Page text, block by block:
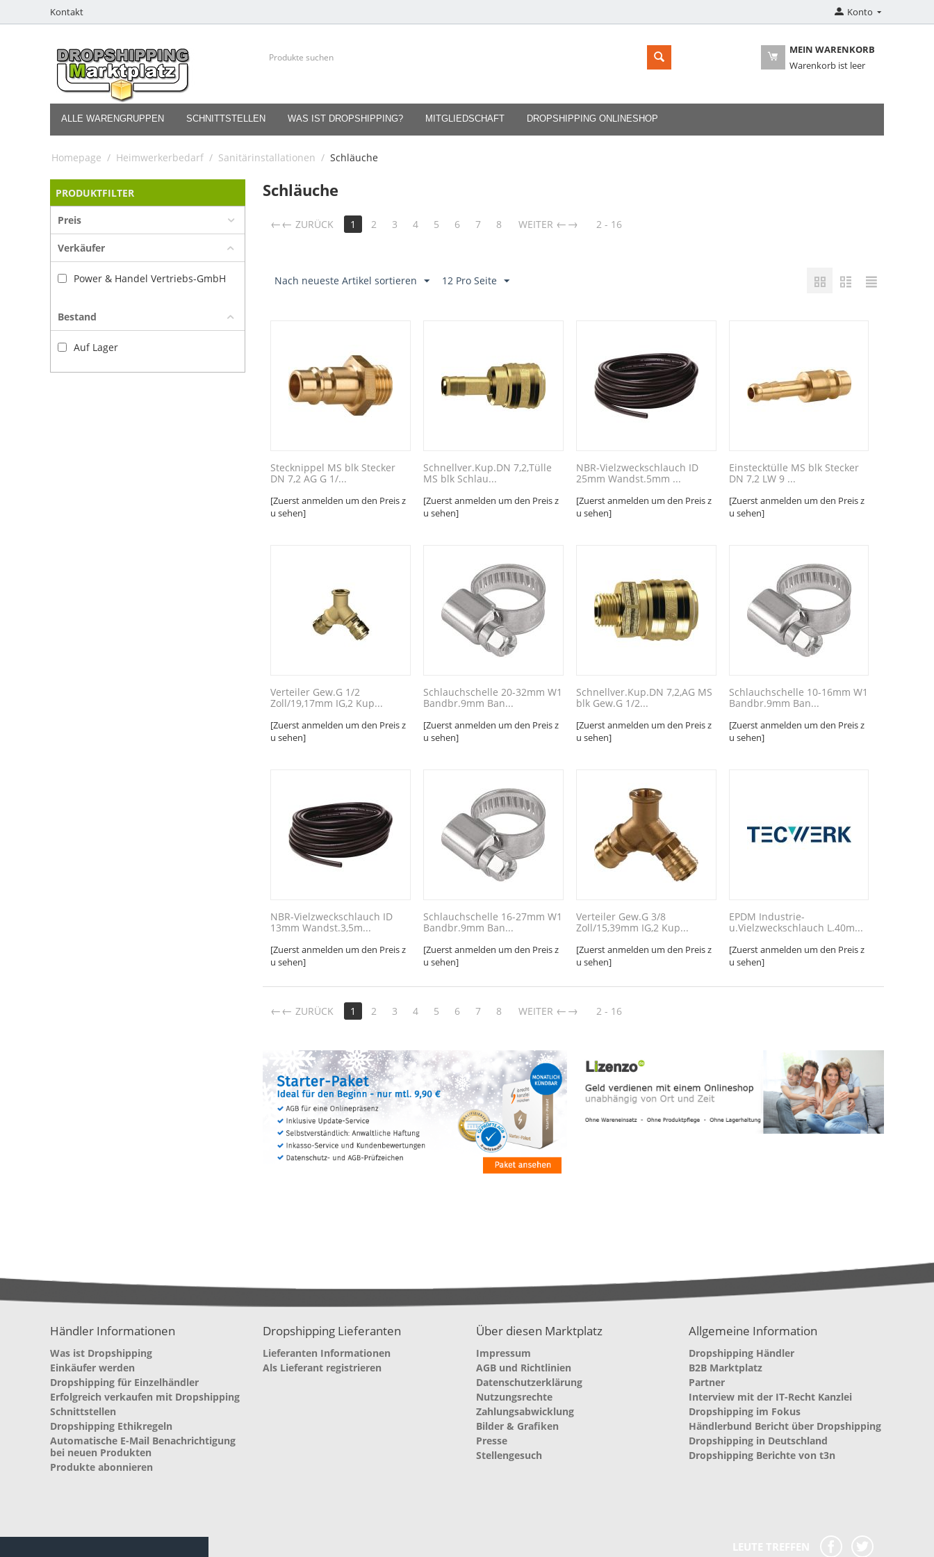
Kontakt Konto
MEIN WARENKORB
Warenkorb ist leer
ALLE WARENGRUPPEN SCHNITTSTELLEN WAS IST DROPSHIPPING? MITGLIEDSCHAFT DROPSHIPPING ONLINESHOP
Homepage / Heimwerkerbedarf / Sanitärinstallationen / Schläuche
PRODUKTFILTER
Preis
Verkäufer
Power & Handel Vertriebs-GmbH
Bestand
Auf Lager
Schläuche
← ZURÜCK 1 2 3 4 5 6 7 8 WEITER → 2 - 16
Nach neueste Artikel sortieren 12 Pro Seite
Stecknippel MS blk Stecker
DN 7,2 AG G 1/...
[Zuerst anmelden um den Preis z
u sehen]
Schnellver.Kup.DN 7,2,Tülle
MS blk Schlau...
[Zuerst anmelden um den Preis z
u sehen]
NBR-Vielzweckschlauch ID
25mm Wandst.5mm ...
[Zuerst anmelden um den Preis z
u sehen]
Einstecktülle MS blk Stecker
DN 7,2 LW 9 ...
[Zuerst anmelden um den Preis z
u sehen]
Verteiler Gew.G 1/2
Zoll/19,17mm IG,2 Kup...
[Zuerst anmelden um den Preis z
u sehen]
Schlauchschelle 20-32mm W1
Bandbr.9mm Ban...
[Zuerst anmelden um den Preis z
u sehen]
Schnellver.Kup.DN 7,2,AG MS
blk Gew.G 1/2...
[Zuerst anmelden um den Preis z
u sehen]
Schlauchschelle 10-16mm W1
Bandbr.9mm Ban...
[Zuerst anmelden um den Preis z
u sehen]
NBR-Vielzweckschlauch ID
13mm Wandst.3,5m...
[Zuerst anmelden um den Preis z
u sehen]
Schlauchschelle 16-27mm W1
Bandbr.9mm Ban...
[Zuerst anmelden um den Preis z
u sehen]
Verteiler Gew.G 3/8
Zoll/15,39mm IG,2 Kup...
[Zuerst anmelden um den Preis z
u sehen]
EPDM Industrie-
u.Vielzweckschlauch L.40m...
[Zuerst anmelden um den Preis z
u sehen]
← ZURÜCK 1 2 3 4 5 6 7 8 WEITER → 2 - 16
Händler Informationen
Was ist Dropshipping
Einkäufer werden
Dropshipping für Einzelhändler
Erfolgreich verkaufen mit Dropshipping
Schnittstellen
Dropshipping Ethikregeln
Automatische E-Mail Benachrichtigung
bei neuen Produkten
Produkte abonnieren
Dropshipping Lieferanten
Lieferanten Informationen
Als Lieferant registrieren
Über diesen Marktplatz
Impressum
AGB und Richtlinien
Datenschutzerklärung
Nutzungsrechte
Zahlungsabwicklung
Bilder & Grafiken
Presse
Stellengesuch
Allgemeine Information
Dropshipping Händler
B2B Marktplatz
Partner
Interview mit der IT-Recht Kanzlei
Dropshipping im Fokus
Händlerbund Bericht über Dropshipping
Dropshipping in Deutschland
Dropshipping Berichte von t3n